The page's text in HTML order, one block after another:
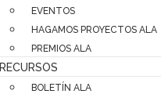
EVENTOS
HAGAMOS PROYECTOS ALA
PREMIOS ALA
RECURSOS
BOLETÍN ALA